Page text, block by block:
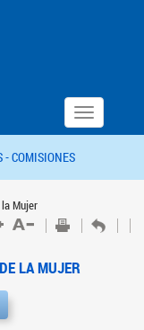
Toggle
navigation
-COMISIONES
Mujer
LA MUJER